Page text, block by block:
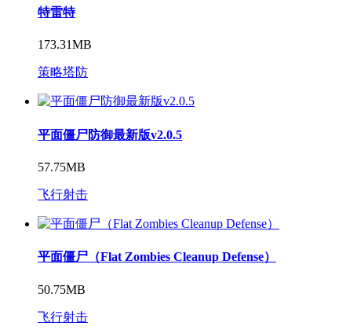
特雷特
173.31MB
策略塔防
平面僵尸防御最新版v2.0.5
57.75MB
飞行射击
平面僵尸（Flat Zombies Cleanup Defense）
50.75MB
飞行射击